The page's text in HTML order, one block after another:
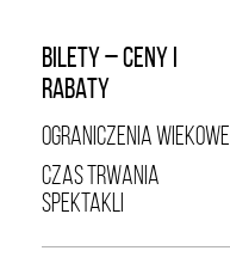
BILETY – CENY I
RABATY
OGRANICZENIA WIEKOWE
CZAS TRWANIA
SPEKTAKLI